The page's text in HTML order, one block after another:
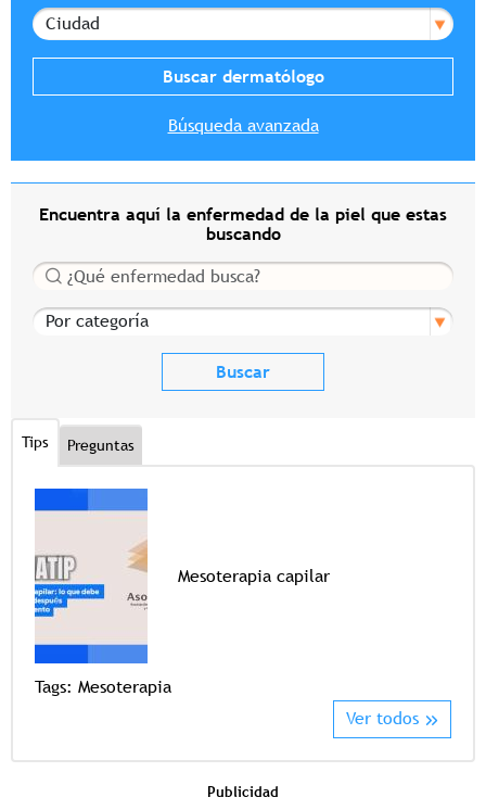
Ciudad
Búsqueda avanzada
Encuentra aquí la enfermedad de la piel que estas
buscando
Buscar
Por categoría
Tips Preguntas
Mesoterapia capilar
Tags: Mesoterapia
Ver todos
Publicidad